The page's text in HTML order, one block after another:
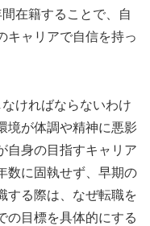
在籍することで、自
キャリアで自信を持っ
ければならないわけ
境が体調や精神に悪影
自身の目指すキャリア
数に固執せず、早期の
する際は、なぜ転職を
の目標を具体的にする